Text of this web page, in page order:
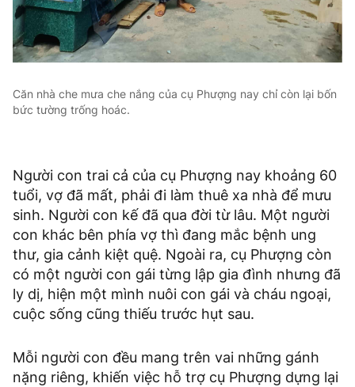
Căn nhà che mưa che nắng của cụ Phượng nay chỉ còn lại bốn
bức tường trống hoác.
Người con trai cả của cụ Phượng nay khoảng 60
tuổi, vợ đã mất, phải đi làm thuê xa nhà để mưu
sinh. Người con kế đã qua đời từ lâu. Một người
con khác bên phía vợ thì đang mắc bệnh ung
thư, gia cảnh kiệt quệ. Ngoài ra, cụ Phượng còn
có một người con gái từng lập gia đình nhưng đã
ly dị, hiện một mình nuôi con gái và cháu ngoại,
cuộc sống cũng thiếu trước hụt sau.
Mỗi người con đều mang trên vai những gánh
nặng riêng, khiến việc hỗ trợ cụ Phượng dựng lại